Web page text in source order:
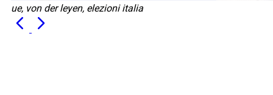
ue, von der leyen, elezioni italia